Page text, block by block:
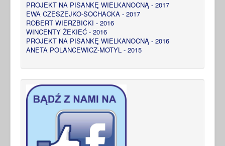
PROJEKT NA PISANKĘ WIELKANOCNĄ - 2017
EWA CZESZEJKO-SOCHACKA - 2017
ROBERT WIERZBICKI - 2016
WINCENTY ŻEKIEĆ - 2016
PROJEKT NA PISANKĘ WIELKANOCNĄ - 2016
ANETA POLANCEWICZ-MOTYL - 2015